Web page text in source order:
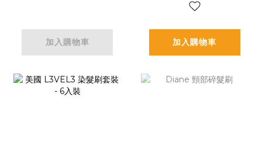
加入購物車 加入購物車